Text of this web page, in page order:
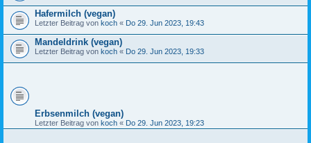
Hafermilch (vegan)
Letzter Beitrag von koch « Do 29. Jun 2023, 19:43
Mandeldrink (vegan)
Letzter Beitrag von koch « Do 29. Jun 2023, 19:33
Erbsenmilch (vegan)
Letzter Beitrag von koch « Do 29. Jun 2023, 19:23